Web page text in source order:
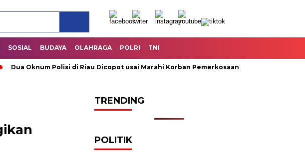
SOSIAL BUDAYA OLAHRAGA POLRI TNI
Oknum Polisi di Riau Dicopot usai Marahi Korban Pemerkosaan
TRENDING
POLITIK